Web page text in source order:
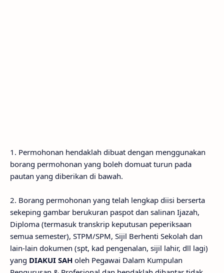
1. Permohonan hendaklah dibuat dengan menggunakan
borang permohonan yang boleh domuat turun pada
pautan yang diberikan di bawah.
2. Borang permohonan yang telah lengkap diisi berserta
sekeping gambar berukuran paspot dan salinan Ijazah,
Diploma (termasuk transkrip keputusan peperiksaan
semua semester), STPM/SPM, Sijil Berhenti Sekolah dan
lain-lain dokumen (spt, kad pengenalan, sijil lahir, dll lagi)
yang DIAKUI SAH oleh Pegawai Dalam Kumpulan